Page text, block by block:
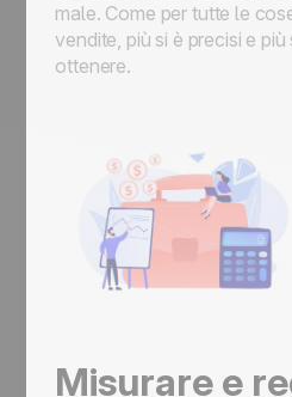
male. Come per tutte le
vendite, più si è precisi e
ottenere.
Misurare e